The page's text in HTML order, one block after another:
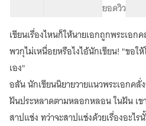
เขียน
นาย
เอก
นิย
ผม
เขี
ยอดวิว
เขียนเรื่องไหนก็ให้นายเอกถูกพระเอก
พวกุไม่เหนื่อยหรือไงไอ้นักเขียน! "ขอใ
เอง"
อลัน นักเขียนนิยายวายแนวพระเอกค
ฝันประหลาดตามหลอกหลอน ในฝัน เ
สาปแช่ง ทว่าจะสาปแช่งด้วยเรื่องอะไ